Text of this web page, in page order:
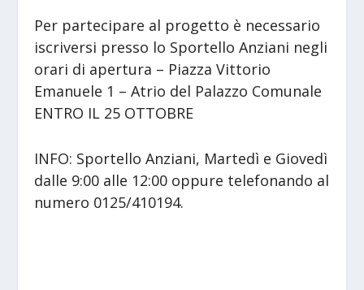
Per partecipare al progetto è necessario
iscriversi presso lo Sportello Anziani negli
orari di apertura – Piazza Vittorio
Emanuele 1 – Atrio del Palazzo Comunale
ENTRO IL 25 OTTOBRE
INFO: Sportello Anziani, Martedì e Giovedì
dalle 9:00 alle 12:00 oppure telefonando al
numero 0125/410194.